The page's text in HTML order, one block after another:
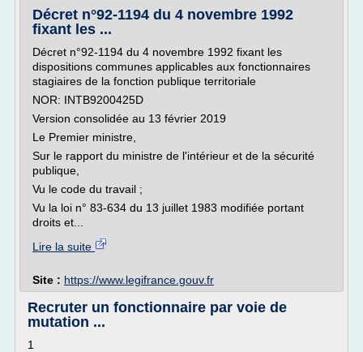
Décret n°92-1194 du 4 novembre 1992
fixant les ...
Décret n°92-1194 du 4 novembre 1992 fixant les
dispositions communes applicables aux fonctionnaires
stagiaires de la fonction publique territoriale
NOR: INTB9200425D
Version consolidée au 13 février 2019
Le Premier ministre,
Sur le rapport du ministre de l'intérieur et de la sécurité
publique,
Vu le code du travail ;
Vu la loi n° 83-634 du 13 juillet 1983 modifiée portant
droits et...
Lire la suite
Site : https://www.legifrance.gouv.fr
Recruter un fonctionnaire par voie de
mutation ...
1